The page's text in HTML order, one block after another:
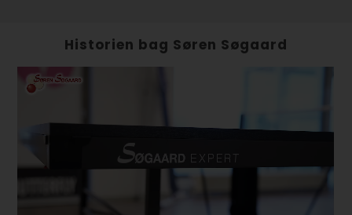
Historien bag Søren Søgaard